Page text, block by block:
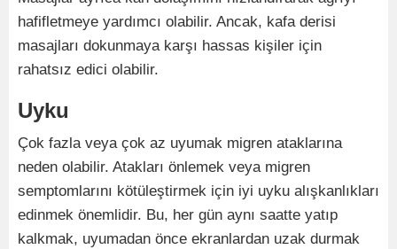
hafifletmeye yardımcı olabilir. Ancak, kafa derisi
masajları dokunmaya karşı hassas kişiler için
rahatsız edici olabilir.
Uyku
Çok fazla veya çok az uyumak migren ataklarına
neden olabilir. Atakları önlemek veya migren
semptomlarını kötüleştirmek için iyi uyku alışkanlıkları
edinmek önemlidir. Bu, her gün aynı saatte yatıp
kalkmak, uyumadan önce ekranlardan uzak durmak